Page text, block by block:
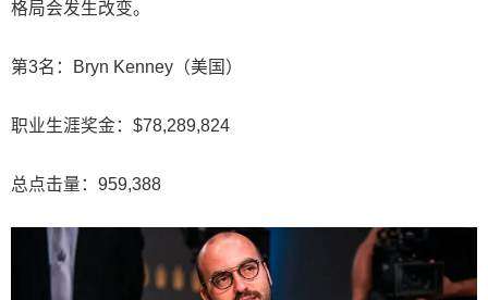
格局会发生改变。
第3名：Bryn Kenney（美国）
职业生涯奖金：$78,289,824
总点击量：959,388